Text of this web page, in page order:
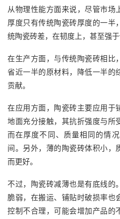
从物理性能方面来说，尽管市场
厚度只有传统陶瓷砖厚度的一半
统陶瓷砖差，在韧度上，甚至强于
在生产方面，与传统陶瓷砖相比
省近一半的原材料，降低一半的
贡献。
在应用方面，陶瓷砖主要应用于
地面充分接触，其抗折强度与所
而在厚度不同、质量相同的情
间。另外，薄的陶瓷砖体积小，
而更好。
不过，陶瓷砖减薄也是有底线的
脆弱，在搬运、铺贴时破损率也
控制不合理，可能会增加产品的